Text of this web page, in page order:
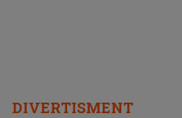
DIVERTISMENT